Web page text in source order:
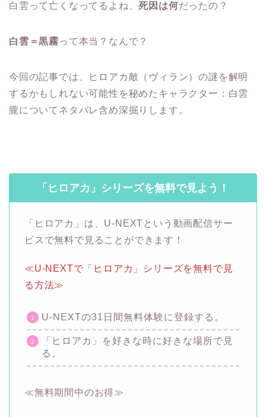
白雲って亡くなってるよね、死因は何だったの？
白雲＝黒霧って本当？なんで？
今回の記事では、ヒロアカ敵（ヴィラン）の謎を解明
するかもしれない可能性を秘めたキャラクター：白雲
朧についてネタバレ含め深掘りします。
「ヒロアカ」シリーズを無料で見よう！
「ヒロアカ」は、U-NEXTという動画配信サー
ビスで無料で見ることができます！
≪U-NEXTで「ヒロアカ」シリーズを無料で見
る方法≫
U-NEXTの31日間無料体験に登録する。
「ヒロアカ」を好きな時に好きな場所で見
る。
≪無料期間中のお得≫